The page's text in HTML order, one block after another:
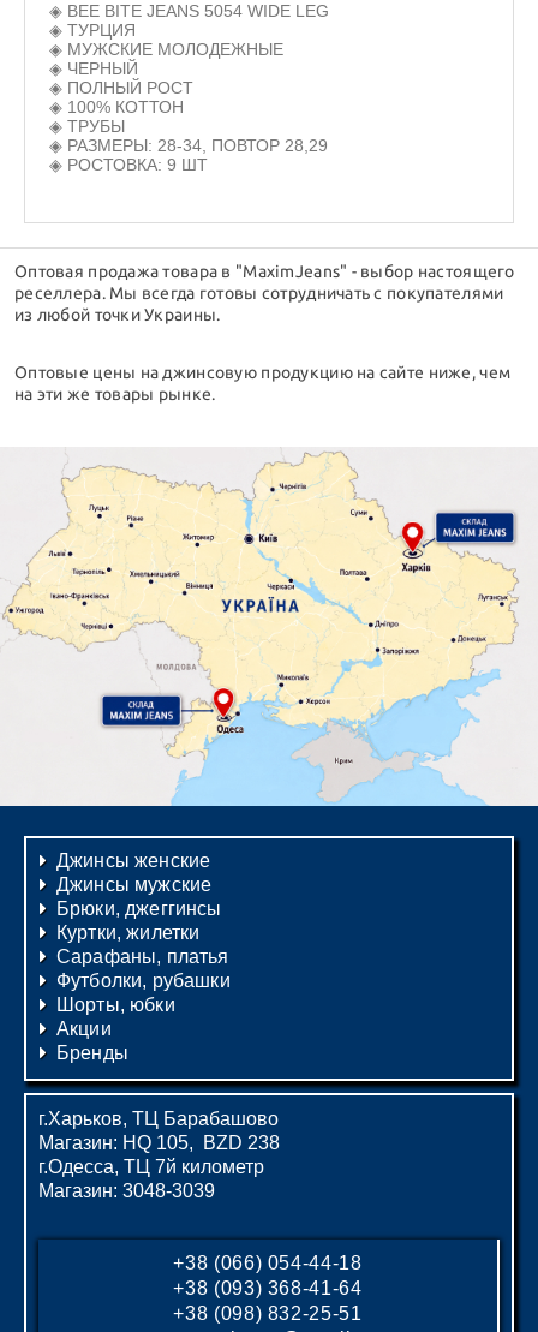
◈ BEE BITE JEANS 5054 WIDE LEG
◈ ТУРЦИЯ
◈ МУЖСКИЕ МОЛОДЕЖНЫЕ
◈ ЧЕРНЫЙ
◈ ПОЛНЫЙ РОСТ
◈ 100% КОТТОН
◈ ТРУБЫ
◈ РАЗМЕРЫ: 28-34, ПОВТОР 28,29
◈ РОСТОВКА: 9 ШТ
Оптовая продажа товара в "MaximJeans" - выбор настоящего
реселлера. Мы всегда готовы сотрудничать с покупателями
из любой точки Украины.
Оптовые цены на джинсовую продукцию на сайте ниже, чем
на эти же товары рынке.
Джинсы женские
Джинсы мужские
Брюки, джеггинсы
Куртки, жилетки
Сарафаны, платья
Футболки, рубашки
Шорты, юбки
Акции
Бренды
г.Харьков, ТЦ Барабашово
Магазин: HQ 105, BZD 238
г.Одесса, ТЦ 7й километр
Магазин: 3048-3039
+38 (066) 054-44-18
+38 (093) 368-41-64
+38 (098) 832-25-51